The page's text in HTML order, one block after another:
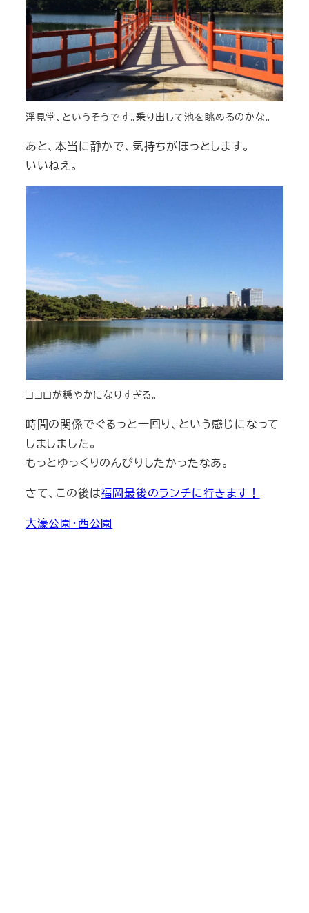
浮見堂、というそうです。乗り出して池を眺めるのかな。
あと、本当に静かで、気持ちがほっとします。
いいねえ。
ココロが穏やかになりすぎる。
時間の関係でぐるっと一回り、という感じになって
しましました。
もっとゆっくりのんびりしたかったなあ。
さて、この後は福岡最後のランチに行きます！
大濠公園・西公園